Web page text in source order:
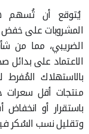
يُتوقع أن تُسهم
المشروبات على
الضريبي، مما من
الاعتماد على بدائل
بالاستهلاك
منتجات أقل سعرات
باستقرار أو
وتقليل نسب السُكر